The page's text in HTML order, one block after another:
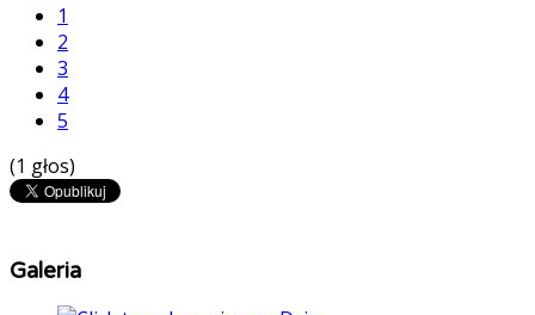
1
2
3
4
5
(1 głos)
Galeria